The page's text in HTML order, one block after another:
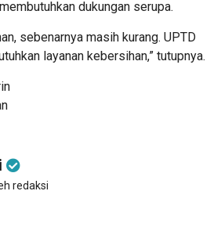
dukungan serupa.
sebenarnya masih kurang. UPTD
layanan kebersihan,” tutupnya.
redaksi